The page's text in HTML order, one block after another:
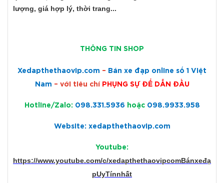
lượng, giá hợp lý, thời trang...
THÔNG TIN SHOP
Xedapthethaovip.com – Bán xe đạp online số 1 Việt
Nam – với tiêu chí PHỤNG SỰ ĐỂ DẪN ĐẦU
Hotline/Zalo: 098.331.5936 hoặc 098.9933.958
Website: xedapthethaovip.com
Youtube:
https://www.youtube.com/c/xedapthethaovipcomBánxeđạ
pUyTínnhất